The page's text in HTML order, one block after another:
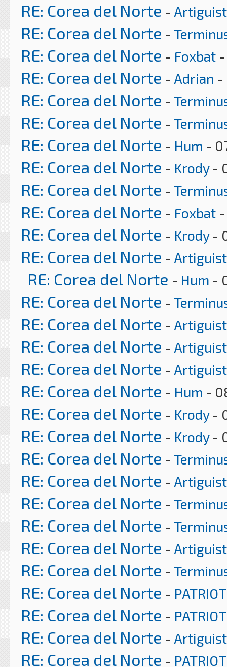
RE: Corea del Norte -
RE: Corea del Norte -
RE: Corea del Norte - Foxbat
RE: Corea del Norte - Adrian -
RE: Corea del Norte -
RE: Corea del Norte -
RE: Corea del Norte - Hum -
RE: Corea del Norte - Krody-
RE: Corea del Norte -
RE: Corea del Norte - Foxbat
RE: Corea del Norte - Krody-
RE: Corea del Norte -
RE: Corea del Norte - Hum -
RE: Corea del Norte -
RE: Corea del Norte -
RE: Corea del Norte -
RE: Corea del Norte -
RE: Corea del Norte - Hum -
RE: Corea del Norte - Krody-
RE: Corea del Norte - Krody-
RE: Corea del Norte -
RE: Corea del Norte -
RE: Corea del Norte -
RE: Corea del Norte -
RE: Corea del Norte -
RE: Corea del Norte -
RE: Corea del Norte -
RE: Corea del Norte -
RE: Corea del Norte -
RE: Corea del Norte -